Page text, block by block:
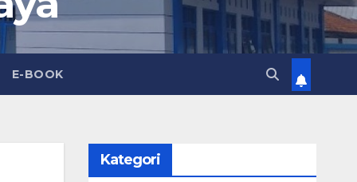
E-BOOK
Kategori